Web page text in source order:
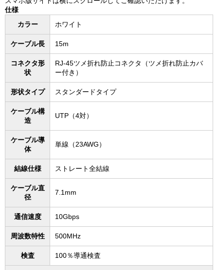
仕様
カラー
ホワイト
ケーブル長 15m
コネクタ形
状
RJ-45ツメ折れ防止コネクタ（ツメ折れ防止カバ
ー付き）
形状タイプ スタンダードタイプ
ケーブル構
造
UTP（4対）
ケーブル導
体
単線（23AWG）
結線仕様 ストレート全結線
ケーブル直
径
7.1mm
通信速度 10Gbps
周波数特性 500MHz
検査 100％導通検査